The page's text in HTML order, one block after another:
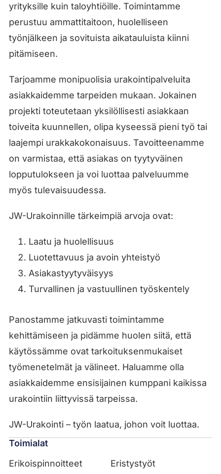
yrityksille kuin taloyhtiöille. Toimintamme
perustuu ammattitaitoon, huolelliseen
työnjälkeen ja sovituista aikatauluista kiinni
pitämiseen.
Tarjoamme monipuolisia urakointipalveluita
asiakkaidemme tarpeiden mukaan. Jokainen
projekti toteutetaan yksilöllisesti asiakkaan
toiveita kuunnellen, olipa kyseessä pieni työ tai
laajempi urakkakokonaisuus. Tavoitteenamme
on varmistaa, että asiakas on tyytyväinen
lopputulokseen ja voi luottaa palveluumme
myös tulevaisuudessa.
JW-Urakoinnille tärkeimpiä arvoja ovat:
Laatu ja huolellisuus
Luotettavuus ja avoin yhteistyö
Asiakastyytyväisyys
Turvallinen ja vastuullinen työskentely
Panostamme jatkuvasti toimintamme
kehittämiseen ja pidämme huolen siitä, että
käytössämme ovat tarkoituksenmukaiset
työmenetelmät ja välineet. Haluamme olla
asiakkaidemme ensisijainen kumppani kaikissa
urakointiin liittyvissä tarpeissa.
JW-Urakointi – työn laatua, johon voit luottaa.
Toimialat
Erikoispinnoitteet
Eristystyöt